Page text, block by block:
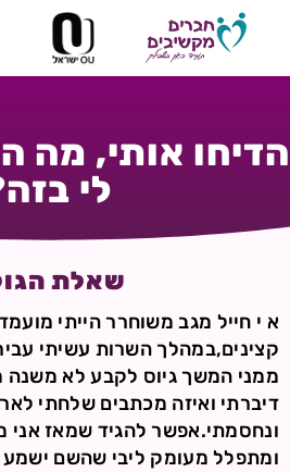
הדיחו אותי, מה
לי
שאלת
א י חייל מגב משוחרר הייתי
קצינים,במהלך השרות עשיתי
ממני המשך גיוס לקבע לא משנה
דיברתי ואיזה מכתבים שלחתי
ונחסמתי.אפשר להגיד שמאז אני
ומתפלל מעומק ליבי שהשם ישמע